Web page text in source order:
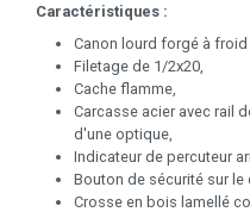
Caractéristiques :
Canon lourd forgé à froid
Filetage de 1/2x20,
Cache flamme,
Carcasse acier avec rail
d'une optique,
Indicateur de percuteur
Bouton de sécurité sur le
Crosse en bois lamellé